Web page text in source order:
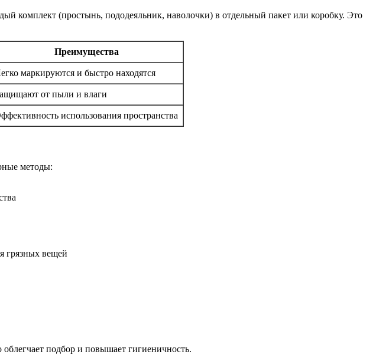
комплект (простынь, пододеяльник, наволочки) в отдельный пакет или коробку. Это
Преимущества
маркируются и быстро находятся
от пыли и влаги
использования пространства
методы:
грязных вещей
подбор и повышает гигиеничность.